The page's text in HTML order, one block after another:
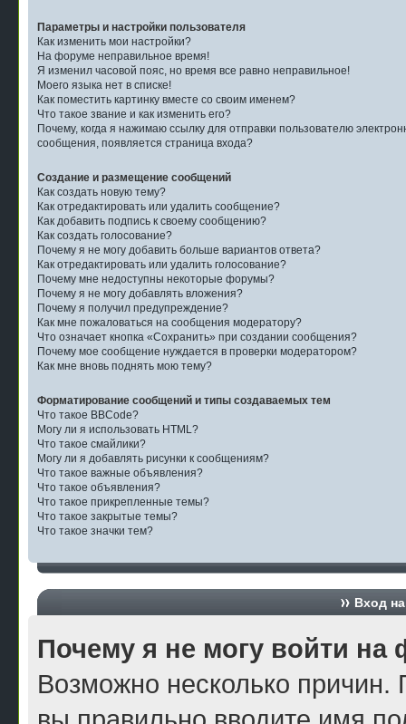
Параметры и настройки пользователя
Как изменить мои настройки?
На форуме неправильное время!
Я изменил часовой пояс, но время все равно неправильное!
Моего языка нет в списке!
Как поместить картинку вместе со своим именем?
Что такое звание и как изменить его?
Почему, когда я нажимаю ссылку для отправки пользователю
сообщения, появляется страница входа?
Создание и размещение сообщений
Как создать новую тему?
Как отредактировать или удалить сообщение?
Как добавить подпись к своему сообщению?
Как создать голосование?
Почему я не могу добавить больше вариантов ответа?
Как отредактировать или удалить голосование?
Почему мне недоступны некоторые форумы?
Почему я не могу добавлять вложения?
Почему я получил предупреждение?
Как мне пожаловаться на сообщения модератору?
Что означает кнопка «Сохранить» при создании сообщения?
Почему мое сообщение нуждается в проверки модератором?
Как мне вновь поднять мою тему?
Форматирование сообщений и типы создаваемых тем
Что такое BBCode?
Могу ли я использовать HTML?
Что такое смайлики?
Могу ли я добавлять рисунки к сообщениям?
Что такое важные объявления?
Что такое объявления?
Что такое прикрепленные темы?
Что такое закрытые темы?
Что такое значки тем?
Вход
Почему я не могу войти на
Возможно несколько причин.